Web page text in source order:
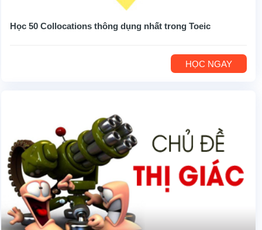
Học 50 Collocations thông dụng nhất trong Toeic
HỌC NGAY